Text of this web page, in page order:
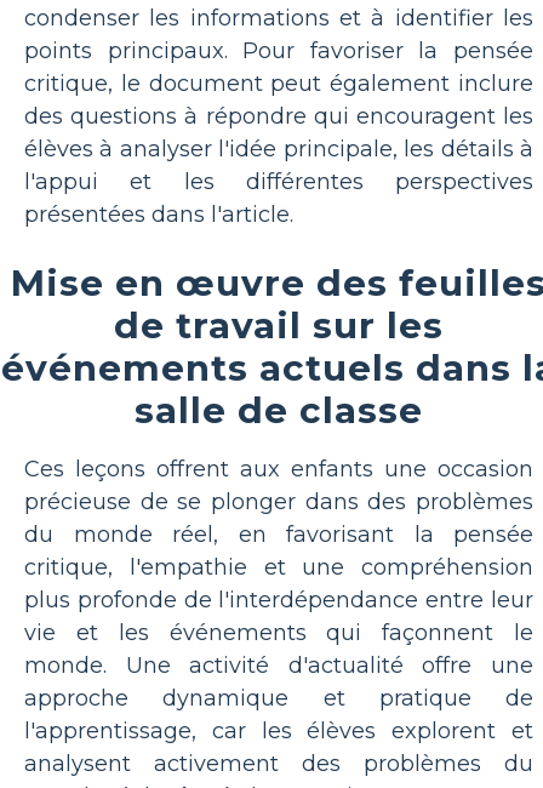
condenser les informations et à identifier les
points principaux. Pour favoriser la pensée
critique, le document peut également inclure
des questions à répondre qui encouragent les
élèves à analyser l'idée principale, les détails à
l'appui et les différentes perspectives
présentées dans l'article.
Mise en œuvre des
de travail sur les
événements actuels dans
salle de classe
Ces leçons offrent aux enfants une occasion
précieuse de se plonger dans des problèmes
du monde réel, en favorisant la pensée
critique, l'empathie et une compréhension
plus profonde de l'interdépendance entre leur
vie et les événements qui façonnent le
monde. Une activité d'actualité offre une
approche dynamique et pratique de
l'apprentissage, car les élèves explorent et
analysent activement des problèmes du